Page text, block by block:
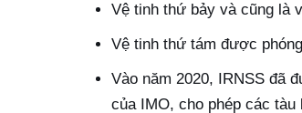
Vệ tinh thứ bảy và cũng là
Vệ tinh thứ tám được
Vào năm 2020, IRNSS đã
của IMO, cho phép các